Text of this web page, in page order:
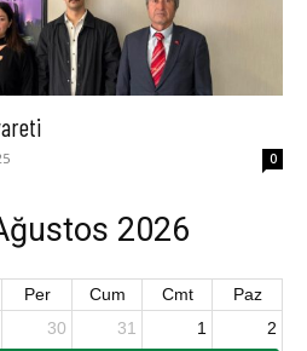
0
2026
Per Cum Cmt
Paz
30 31 1 2